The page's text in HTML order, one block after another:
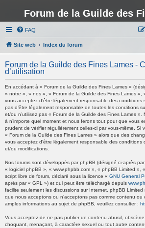
Forum de la Guilde des
FAQ
Site web Index du forum
Forum de la Guilde des Fines Lames -
d’utilisation
En accédant à « Forum de la Guilde des Fines Lames »
« notre », « nos », « Forum de la Guilde des Fines Lames »,
vous acceptez d’être légalement responsable des conditions
pas d’être légalement responsable de toutes les conditions
et/ou n’utilisez pas « Forum de la Guilde des Fines Lames ».
à n’importe quel moment et nous ferons tout pour que vous
prudent de vérifier régulièrement celles-ci par vous-même. Si
« Forum de la Guilde des Fines Lames » alors que des
vous acceptez d’être légalement responsable des conditions
et/ou modifications.
Nos forums sont développés par phpBB (désigné ci-après
« logiciel phpBB », « www.phpbb.com », « phpBB Limited »,
script libre de forum, déclaré sous la licence « GNU General
après par « GPL ») et qui peut être téléchargé depuis
facilite seulement les discussions sur Internet. phpBB Limited
que nous acceptons ou n’acceptons pas comme contenu ou
amples informations au sujet de phpBB, veuillez consulter :
Vous acceptez de ne pas publier de contenu abusif,
choquant, menaçant, à caractère sexuel ou tout autre